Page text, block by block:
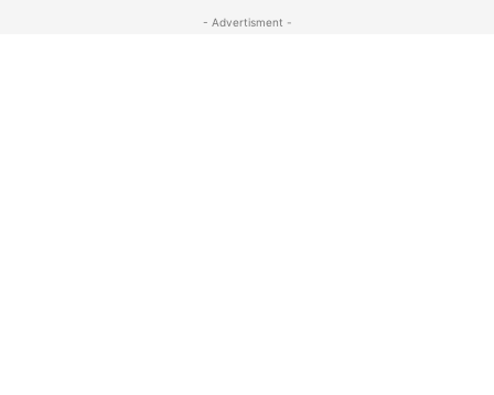
- Advertisment -